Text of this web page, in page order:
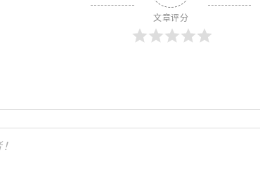
文章评分